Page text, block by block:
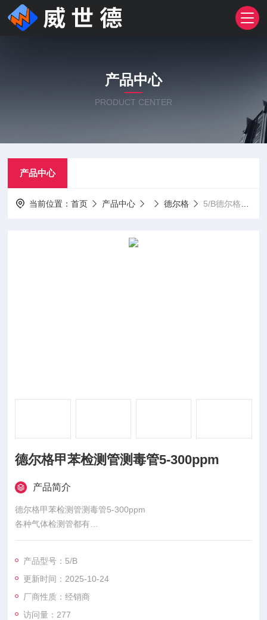
产品中心
PRODUCT CENTER
产品中心
当前位置：首页 产品中心 德尔格 5/B德尔格甲苯检测管测毒管5-300ppm
德尔格甲苯检测管测毒管5-300ppm
产品简介
德尔格甲苯检测管测毒管5-300ppm
各种气体检测管都有
欢迎咨询
产品型号：5/B
更新时间：2025-10-24
厂商性质：经销商
访问量：277